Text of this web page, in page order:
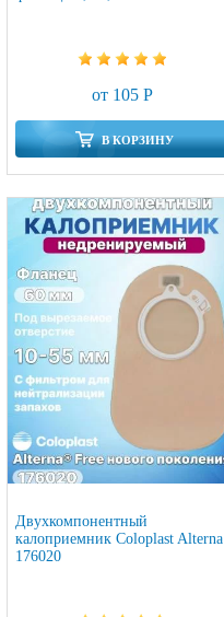
от 105 Р
В КОРЗИНУ
Двухкомпонентный
калоприемник Coloplast Alterna
176020